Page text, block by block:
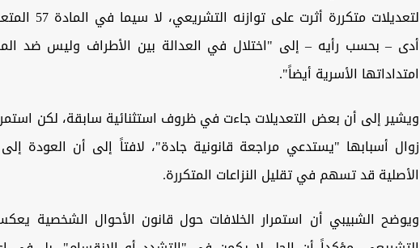
لتعديلات متكررة
أدى – بحسب رأيه – إلى "اختلال في العدالة بين الأطراف وليس ضد
امتداداتها الأسرية أيضاً".
ويشير إلى أن بعض التعديلات جاءت في ظروف استثنائية سابقة، لكن
زوال أسبابها "يستدعي مراجعة قانونية جادة"، لافتاً إلى أن العودة
الأصلية قد تسهم في تقليل النزاعات المتكررة.
ويوضح الشبيبي أن استمرار الخلافات حول قانون الأحوال الشخصية